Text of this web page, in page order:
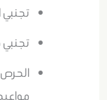
تجنبي
تجنبي